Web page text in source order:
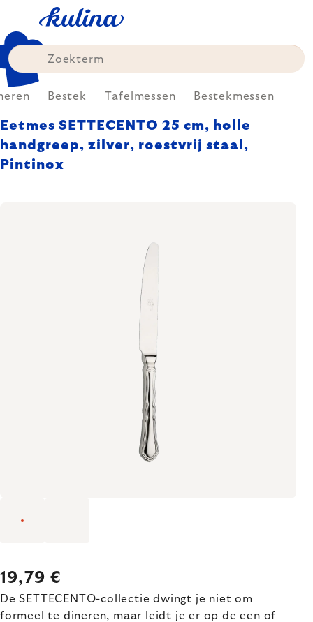
content
Bestek Tafelmessen Bestekmessen
Eetmes SETTECENTO 25 cm, holle
handgreep, zilver, roestvrij staal,
Pintinox
19,79 €
De SETTECENTO-collectie dwingt je niet om
formeel te dineren, maar leidt je er op de een of